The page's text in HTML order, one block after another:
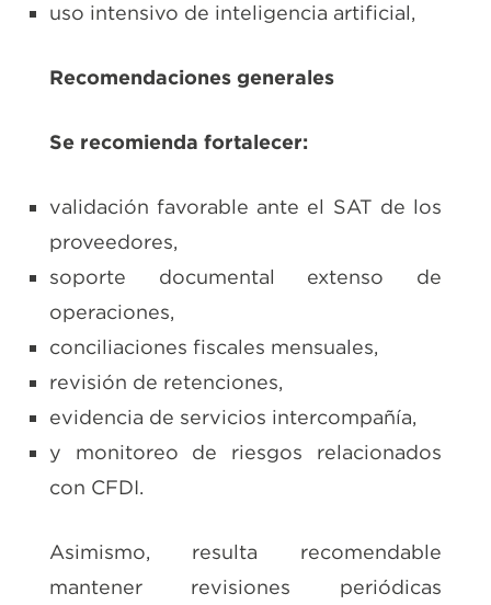
uso intensivo de inteligencia artificial,
Recomendaciones generales
Se recomienda fortalecer:
validación favorable ante el SAT de los
proveedores,
soporte documental extenso de
operaciones,
conciliaciones fiscales mensuales,
revisión de retenciones,
evidencia de servicios intercompañía,
y monitoreo de riesgos relacionados
con CFDI.
Asimismo, resulta recomendable
mantener revisiones periódicas